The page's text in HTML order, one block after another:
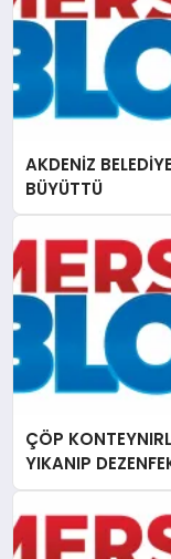
AKDENİZ
BÜYÜTTÜ
ÇÖP
YIKANIP